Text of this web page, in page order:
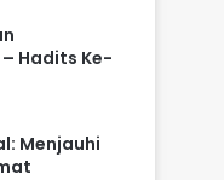
Hadits Ke-
Menjauhi